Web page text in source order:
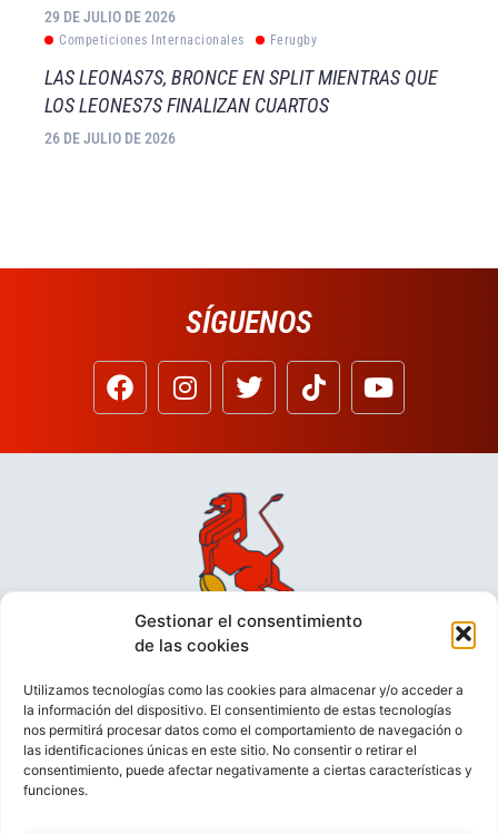
Gestionar el consentimiento
de las cookies
Utilizamos tecnologías como las cookies para almacenar y/o acceder a
la información del dispositivo. El consentimiento de estas tecnologías
nos permitirá procesar datos como el comportamiento de navegación o
las identificaciones únicas en este sitio. No consentir o retirar el
consentimiento, puede afectar negativamente a ciertas características y
funciones.
29 DE JULIO DE 2026
Competiciones Internacionales Ferugby
LAS LEONAS7S, BRONCE EN SPLIT MIENTRAS QUE
LOS LEONES7S FINALIZAN CUARTOS
26 DE JULIO DE 2026
SÍGUENOS